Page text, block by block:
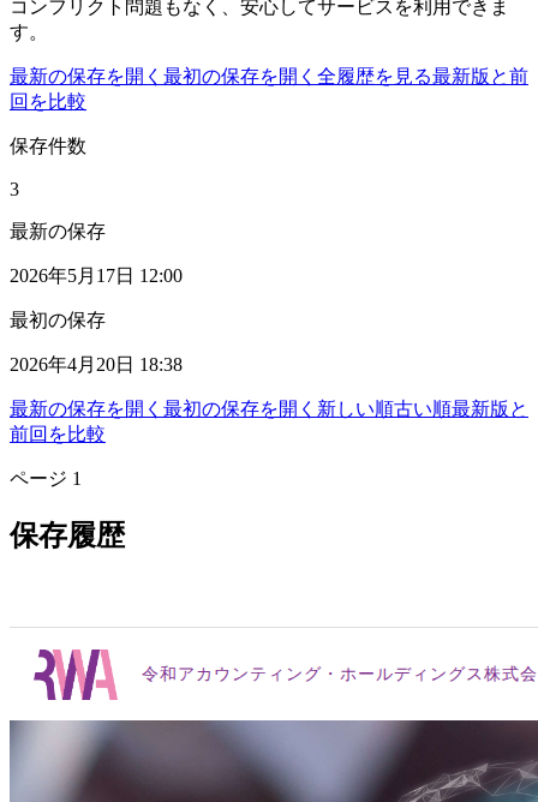
コンフリクト問題もなく、安心してサービスを利用できま
す。
最新の保存を開く 最初の保存を開く 全履歴を見る最新版と前
回を比較
保存件数
3
最新の保存
2026年5月17日 12:00
最初の保存
2026年4月20日 18:38
最新の保存を開く 最初の保存を開く 新しい順古い順最新版と
前回を比較
ページ 1
保存履歴